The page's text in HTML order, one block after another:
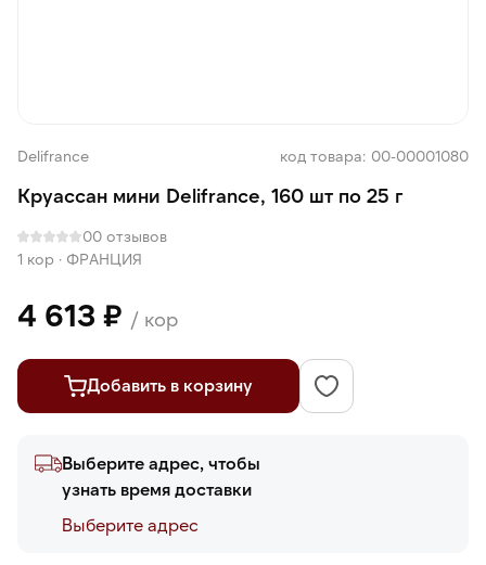
Delifrance код товара: 00-00001080
Круассан мини Delifrance, 160 шт по 25 г
00 отзывов
1 кор · ФРАНЦИЯ
4 613 ₽ / кор
Добавить в корзину
Выберите адрес, чтобы
узнать время доставки
Выберите адреc